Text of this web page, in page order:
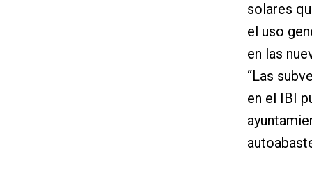
solares
el uso
en las
“Las
en el IBI